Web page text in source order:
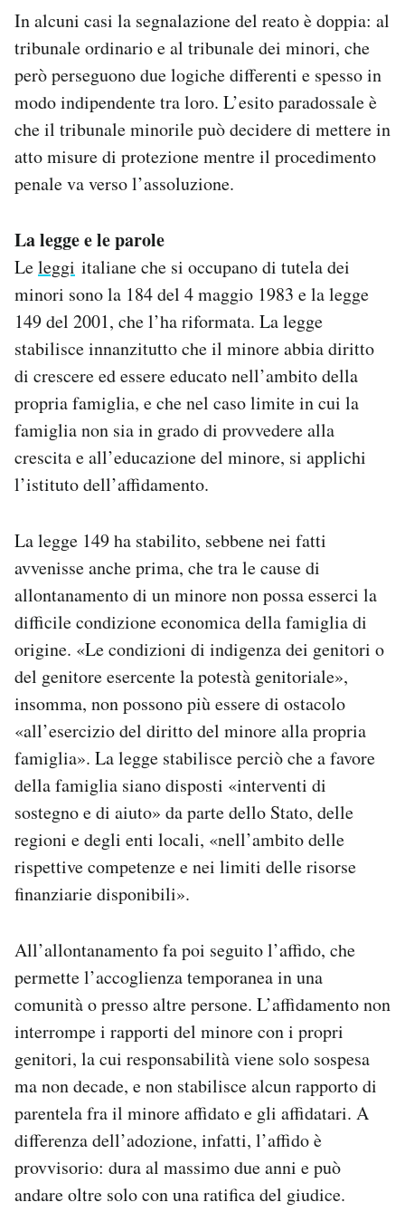
In alcuni casi la segnalazione del reato è doppia: al
tribunale ordinario e al tribunale dei minori, che
però perseguono due logiche differenti e spesso in
modo indipendente tra loro. L’esito paradossale è
che il tribunale minorile può decidere di mettere in
atto misure di protezione mentre il procedimento
penale va verso l’assoluzione.
La legge e le parole
Leleggi italiane che si occupano di tutela dei
minori sono la 184 del 4 maggio 1983 e la legge
149 del 2001, che l’ha riformata. La legge
stabilisce innanzitutto che il minore abbia diritto
di crescere ed essere educato nell’ambito della
propria famiglia, e che nel caso limite in cui la
famiglia non sia in grado di provvedere alla
crescita e all’educazione del minore, si applichi
l’istituto dell’affidamento.
La legge 149 ha stabilito, sebbene nei fatti
avvenisse anche prima, che tra le cause di
allontanamento di un minore non possa esserci la
difficile condizione economica della famiglia di
origine. «Le condizioni di indigenza dei genitori o
del genitore esercente la potestà genitoriale»,
insomma, non possono più essere di ostacolo
«all’esercizio del diritto del minore alla propria
famiglia». La legge stabilisce perciò che a favore
della famiglia siano disposti «interventi di
sostegno e di aiuto» da parte dello Stato, delle
regioni e degli enti locali, «nell’ambito delle
rispettive competenze e nei limiti delle risorse
finanziarie disponibili».
All’allontanamento fa poi seguito l’affido, che
permette l’accoglienza temporanea in una
comunità o presso altre persone. L’affidamento non
interrompe i rapporti del minore con i propri
genitori, la cui responsabilità viene solo sospesa
ma non decade, e non stabilisce alcun rapporto di
parentela fra il minore affidato e gli affidatari. A
differenza dell’adozione, infatti, l’affido è
provvisorio: dura al massimo due anni e può
andare oltre solo con una ratifica del giudice.